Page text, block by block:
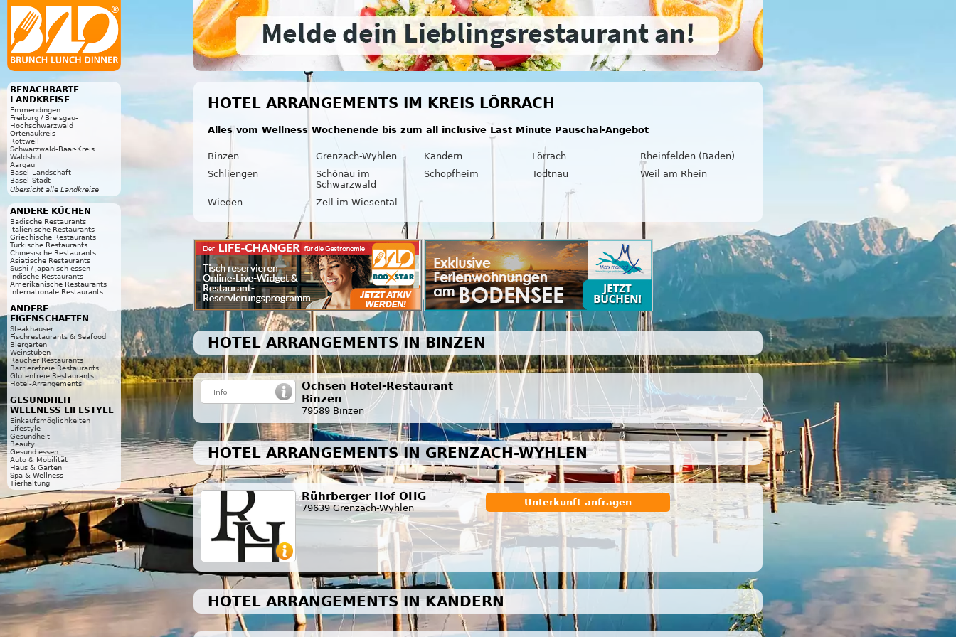
BENACHBARTE
LANDKREISE
Emmendingen
Freiburg / Breisgau-
Hochschwarzwald
Ortenaukreis
Rottweil
Schwarzwald-Baar-Kreis
Waldshut
Aargau
Basel-Landschaft
Basel-Stadt
Übersicht alle Landkreise
ANDERE KÜCHEN
Badische Restaurants
Italienische Restaurants
Griechische Restaurants
Türkische Restaurants
Chinesische Restaurants
Asiatische Restaurants
Sushi / Japanisch essen
Indische Restaurants
Amerikanische Restaurants
Internationale Restaurants
ANDERE
EIGENSCHAFTEN
Steakhäuser
Fischrestaurants & Seafood
Biergarten
Weinstuben
Raucher Restaurants
Barrierefreie Restaurants
Glutenfreie Restaurants
Hotel-Arrangements
GESUNDHEIT
WELLNESS LIFESTYLE
Einkaufsmöglichkeiten
Lifestyle
Gesundheit
Beauty
Gesund essen
Auto & Mobilität
Haus & Garten
Spa & Wellness
Tierhaltung
HOTEL ARRANGEMENTS IM KREIS LÖRRACH
Alles vom Wellness Wochenende bis zum all inclusive Last Minute Pauschal-Angebot
Binzen Grenzach-Wyhlen Kandern Lörrach
Rheinfelden (Baden)
Schliengen
Schönau im
Schwarzwald
Schopfheim Todtnau Weil am Rhein
Wieden Zell im Wiesental
HOTEL ARRANGEMENTS IN BINZEN
Ochsen Hotel-Restaurant
Binzen
79589 Binzen
HOTEL ARRANGEMENTS IN GRENZACH-WYHLEN
Rührberger Hof OHG
79639 Grenzach-Wyhlen
Unterkunft anfragen
HOTEL ARRANGEMENTS IN KANDERN